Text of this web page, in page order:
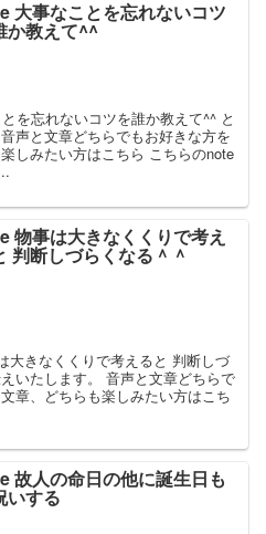
大事なことを忘れないコツ
か教えて^^
を忘れないコツを誰か教えて^^ と
声と文章どちらでもお好きな方を
しみたい方はこちら こちらのnote
物事は大きなくくりで考え
判断しづらくなる＾＾
大きなくくりで考えると 判断しづ
いたします。 音声と文章どちらで
章、どちらも楽しみたい方はこち
故人の命日の他に誕生日も
いする